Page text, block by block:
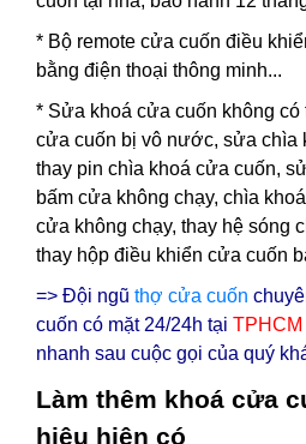
* Bộ remote cửa cuốn điều
bằng điện thoại thông minh...
* Sửa khoá cửa cuốn không
cửa cuốn bị vô nước, sửa chìa
thay pin chìa khoá cửa cuốn,
bấm cửa không chạy, chìa
cửa không chạy, thay hệ sóng
thay hộp điều khiển cửa cuốn
=> Đội ngũ thợ cửa cuốn
cuốn có mặt 24/24h tại TPHCM
nhanh sau cuộc gọi của quý
Làm thêm khoá cửa
hiệu hiện có